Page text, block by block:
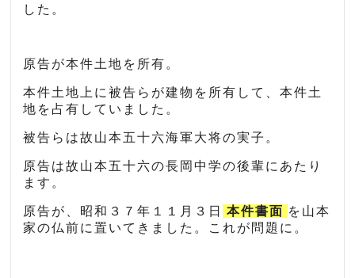
した。
原告が本件土地を所有。
本件土地上に被告らが建物を所有して、本件土
地を占有していました。
被告らは故山本五十六海軍大将の実子。
原告は故山本五十六の長岡中学の後輩にあたり
ます。
原告が、昭和３７年１１月３日 本件書面 を山本
家の仏前に置いてきました。これが問題に。